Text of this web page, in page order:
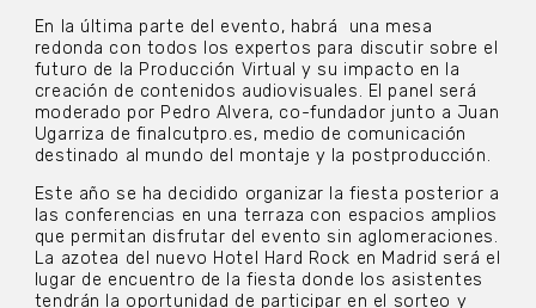
En la última parte del evento, habrá una mesa
redonda con todos los expertos para discutir sobre el
futuro de la Producción Virtual y su impacto en la
creación de contenidos audiovisuales. El panel será
moderado por Pedro Alvera, co-fundador junto a Juan
Ugarriza de finalcutpro.es, medio de comunicación
destinado al mundo del montaje y la postproducción.
Este año se ha decidido organizar la fiesta posterior a
las conferencias en una terraza con espacios amplios
que permitan disfrutar del evento sin aglomeraciones.
La azotea del nuevo Hotel Hard Rock en Madrid será el
lugar de encuentro de la fiesta donde los asistentes
tendrán la oportunidad de participar en el sorteo y